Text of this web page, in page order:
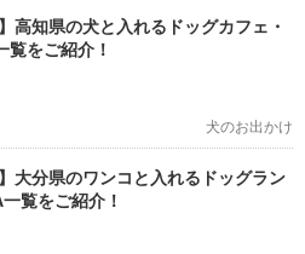
高知県の犬と入れるドッグカフェ・
覧をご紹介！
犬のお出かけ
大分県のワンコと入れるドッグラン
覧をご紹介！